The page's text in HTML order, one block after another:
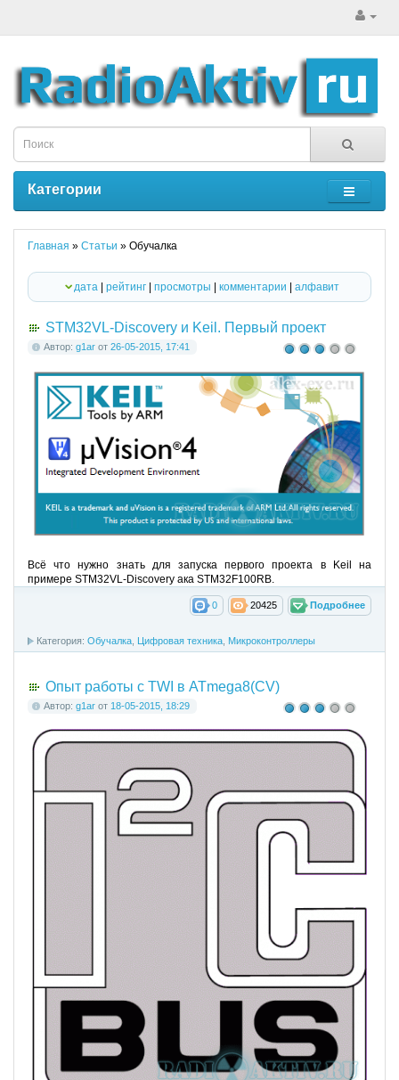
Категории
Главная » Cтатьи » Обучалка
дата | рейтинг| просмотры | комментарии | алфавит
STM32VL-Discovery и Keil. Первый проект
Автор: g1ar от 26-05-2015, 17:41
Всё что нужно знать для запуска первого проекта в Keil на
примере STM32VL-Discovery ака STM32F100RB.
Подробнее
20425
0
Категория: Обучалка Цифровая техника Микроконтроллеры
Опыт работы с TWI в ATmega8(CV)
Автор: g1ar от 18-05-2015, 18:29